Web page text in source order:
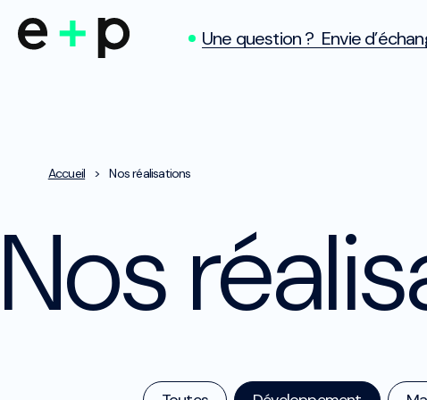
Une question ? Envie
Accueil > Nos réalisations
Nos